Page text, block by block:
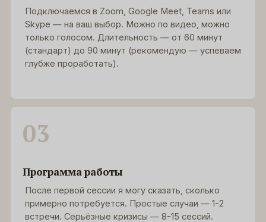
Подключаемся в Zoom, Google Meet, Teams или
Skype — на ваш выбор. Можно по видео, можно
только голосом. Длительность — от 60 минут
(стандарт) до 90 минут (рекомендую — успеваем
глубже проработать).
03
Программа работы
После первой сессии я могу сказать, сколько
примерно потребуется. Простые случаи — 1-2
встречи. Серьёзные кризисы — 8-15 сессий.